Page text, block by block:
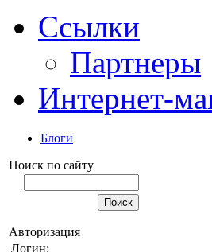
Ссылки
Партнеры
Интернет-
Блоги
Поиск по сайту
Авторизация
Логин: